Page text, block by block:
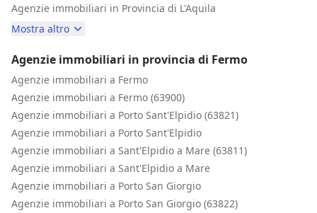
Agenzie immobiliari in Provincia di L'Aquila
Mostra altro
Agenzie immobiliari in provincia di Fermo
Agenzie immobiliari a Fermo
Agenzie immobiliari a Fermo (63900)
Agenzie immobiliari a Porto Sant'Elpidio (63821)
Agenzie immobiliari a Porto Sant'Elpidio
Agenzie immobiliari a Sant'Elpidio a Mare (63811)
Agenzie immobiliari a Sant'Elpidio a Mare
Agenzie immobiliari a Porto San Giorgio
Agenzie immobiliari a Porto San Giorgio (63822)